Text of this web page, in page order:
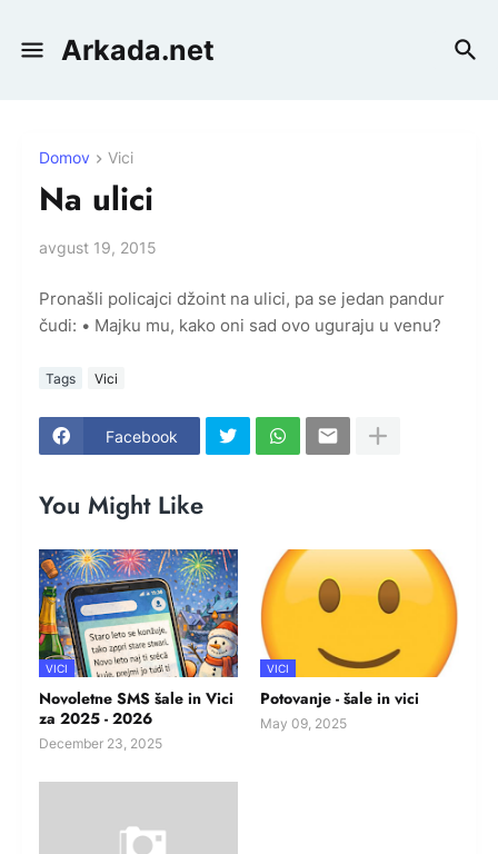
Arkada.net
Domov Vici
Na ulici
avgust 19, 2015
Pronašli policajci džoint na ulici, pa se jedan pandur
čudi: • Majku mu, kako oni sad ovo uguraju u venu?
Tags Vici
Facebook
You Might Like
VICI
Novoletne SMS šale in Vici
za 2025 - 2026
December 23, 2025
VICI
Potovanje - šale in vici
May 09, 2025